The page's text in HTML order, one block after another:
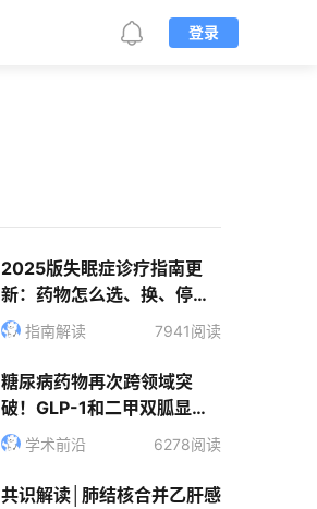
登录
2025版失眠症诊疗指南更
新：药物怎么选、换、停？
关键策略看这里
指南解读 7941阅读
糖尿病药物再次跨领域突
破！GLP-1和二甲双胍显著
减少哮喘发作
学术前沿 6278阅读
共识解读│肺结核合并乙肝感